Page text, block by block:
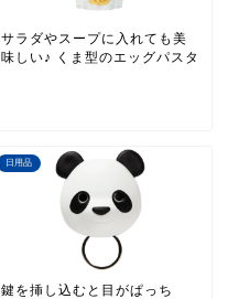
サラダやスープに入れても美
味しい♪ くま型のエッグパスタ
日用品
鍵を挿し込むと目がぱっち